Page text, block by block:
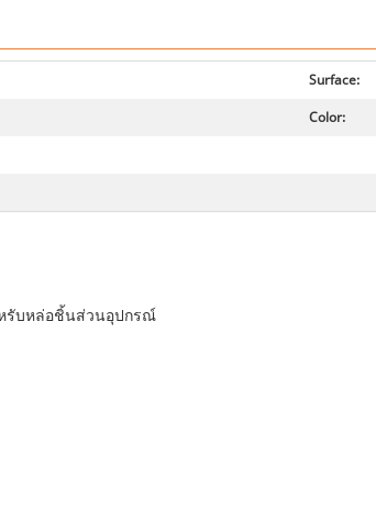
Surface:
Color:
รับหล่อชิ้นส่วนอุปกรณ์